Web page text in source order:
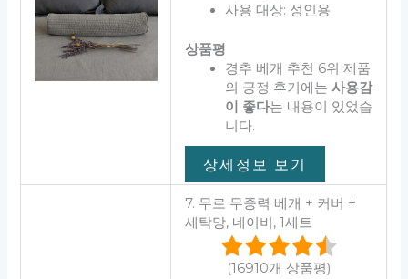
사용 대상: 성인용
상품평
경추 베개 추천 6위 제품
의 긍정 후기에는 사용감
이 좋다는 내용이 있었습
니다.
상세정보 보기
7. 무로 무중력 베개 + 커버 +
세탁망, 네이비, 1세트
(16910개 상품평)